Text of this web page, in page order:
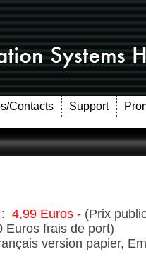
Contacts Support
4,99 Euros - (Prix
Euros frais de port)
version papier,